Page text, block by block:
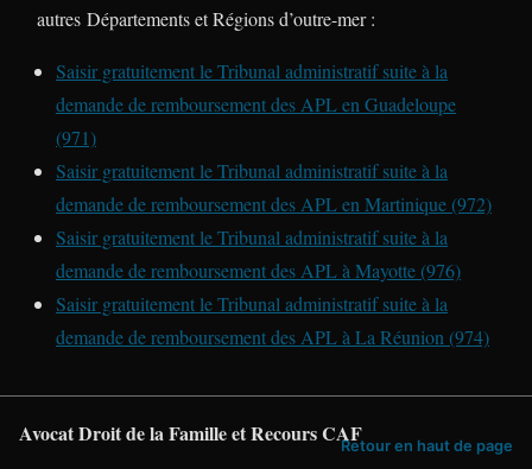
autres Départements et Régions d’outre-mer :
Saisir gratuitement le Tribunal administratif suite à la
demande de remboursement des APL en Guadeloupe
(971)
Saisir gratuitement le Tribunal administratif suite à la
demande de remboursement des APL en Martinique (972)
Saisir gratuitement le Tribunal administratif suite à la
demande de remboursement des APL à Mayotte (976)
Saisir gratuitement le Tribunal administratif suite à la
demande de remboursement des APL à La Réunion (974)
Avocat Droit de la Famille et Recours CAFRetour en haut de page